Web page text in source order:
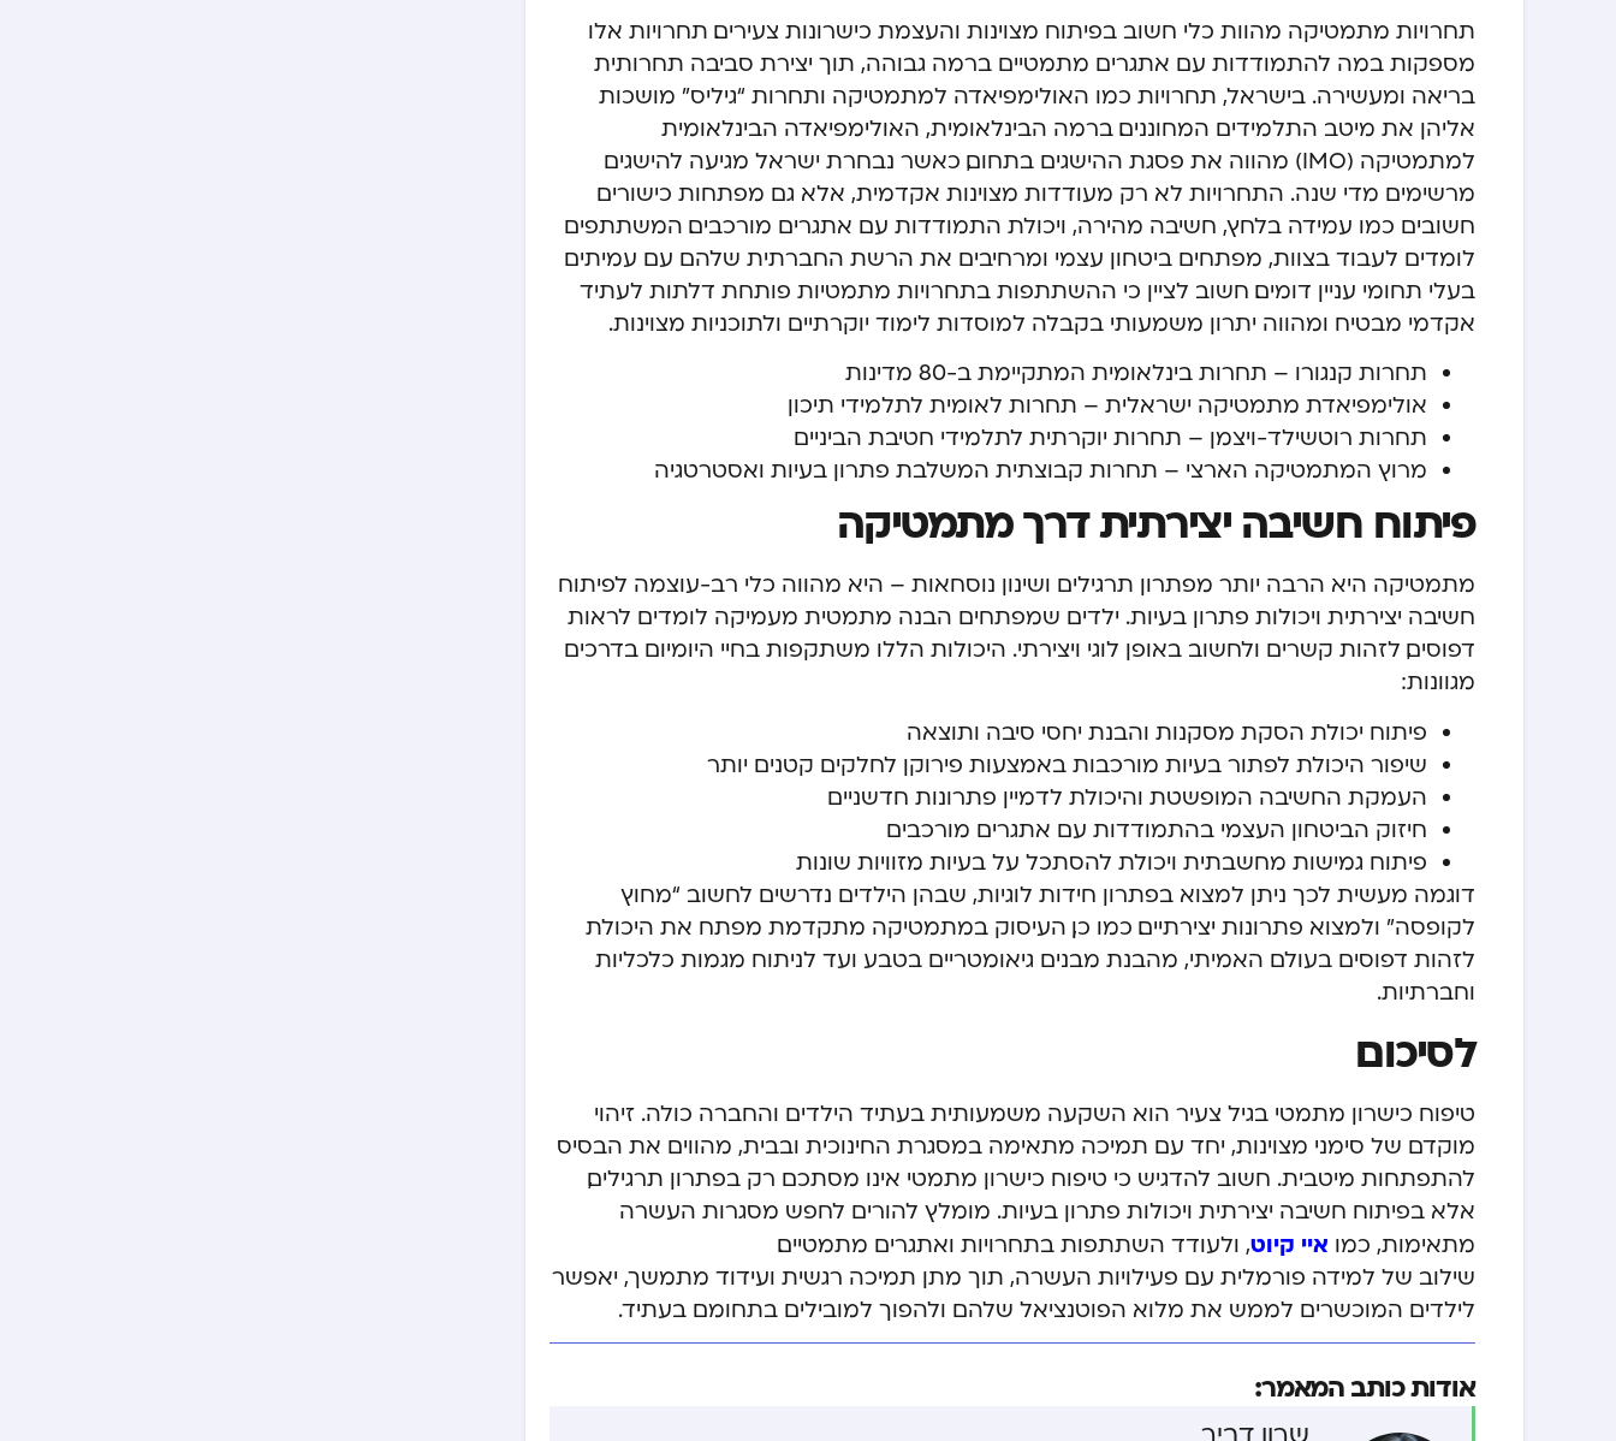
תחרויות מתמטיקה מהוות כלי חשוב בפיתוח מצוינות והעצמת כישרונות צעירים. תחרויות אלו
מספקות במה להתמודדות עם אתגרים מתמטיים ברמה גבוהה, תוך יצירת סביבה תחרותית
בריאה ומעשירה. בישראל, תחרויות כמו האולימפיאדה למתמטיקה ותחרות “גיליס” מושכות
אליהן את מיטב התלמידים המחוננים. ברמה הבינלאומית, האולימפיאדה הבינלאומית
למתמטיקה (IMO) מהווה את פסגת ההישגים בתחום, כאשר נבחרת ישראל מגיעה להישגים
מרשימים מדי שנה. התחרויות לא רק מעודדות מצוינות אקדמית, אלא גם מפתחות כישורים
חשובים כמו עמידה בלחץ, חשיבה מהירה, ויכולת התמודדות עם אתגרים מורכבים. המשתתפים
לומדים לעבוד בצוות, מפתחים ביטחון עצמי ומרחיבים את הרשת החברתית שלהם עם עמיתים
בעלי תחומי עניין דומים. חשוב לציין כי ההשתתפות בתחרויות מתמטיות פותחת דלתות לעתיד
אקדמי מבטיח ומהווה יתרון משמעותי בקבלה למוסדות לימוד יוקרתיים ולתוכניות מצוינות.
תחרות קנגורו – תחרות בינלאומית המתקיימת ב-80 מדינות
אולימפיאדת מתמטיקה ישראלית – תחרות לאומית לתלמידי תיכון
תחרות רוטשילד-ויצמן – תחרות יוקרתית לתלמידי חטיבת הביניים
מרוץ המתמטיקה הארצי – תחרות קבוצתית המשלבת פתרון בעיות ואסטרטגיה
פיתוח חשיבה יצירתית דרך מתמטיקה
מתמטיקה היא הרבה יותר מפתרון תרגילים ושינון נוסחאות – היא מהווה כלי רב-עוצמה לפיתוח
חשיבה יצירתית ויכולות פתרון בעיות. ילדים שמפתחים הבנה מתמטית מעמיקה לומדים לראות
דפוסים, לזהות קשרים ולחשוב באופן לוגי ויצירתי. היכולות הללו משתקפות בחיי היומיום בדרכים
מגוונות:
פיתוח יכולת הסקת מסקנות והבנת יחסי סיבה ותוצאה
שיפור היכולת לפתור בעיות מורכבות באמצעות פירוקן לחלקים קטנים יותר
העמקת החשיבה המופשטת והיכולת לדמיין פתרונות חדשניים
חיזוק הביטחון העצמי בהתמודדות עם אתגרים מורכבים
פיתוח גמישות מחשבתית ויכולת להסתכל על בעיות מזוויות שונות
דוגמה מעשית לכך ניתן למצוא בפתרון חידות לוגיות, שבהן הילדים נדרשים לחשוב “מחוץ
לקופסה” ולמצוא פתרונות יצירתיים. כמו כן, העיסוק במתמטיקה מתקדמת מפתח את היכולת
לזהות דפוסים בעולם האמיתי, מהבנת מבנים גיאומטריים בטבע ועד לניתוח מגמות כלכליות
וחברתיות.
לסיכום
טיפוח כישרון מתמטי בגיל צעיר הוא השקעה משמעותית בעתיד הילדים והחברה כולה. זיהוי
מוקדם של סימני מצוינות, יחד עם תמיכה מתאימה במסגרת החינוכית ובבית, מהווים את הבסיס
להתפתחות מיטבית. חשוב להדגיש כי טיפוח כישרון מתמטי אינו מסתכם רק בפתרון תרגילים,
אלא בפיתוח חשיבה יצירתית ויכולות פתרון בעיות. מומלץ להורים לחפש מסגרות העשרה
מתאימות, כמו איי קיוט, ולעודד השתתפות בתחרויות ואתגרים מתמטיים.
שילוב של למידה פורמלית עם פעילויות העשרה, תוך מתן תמיכה רגשית ועידוד מתמשך, יאפשר
לילדים המוכשרים לממש את מלוא הפוטנציאל שלהם ולהפוך למובילים בתחומם בעתיד.
אודות כותב המאמר:
שרון דביר